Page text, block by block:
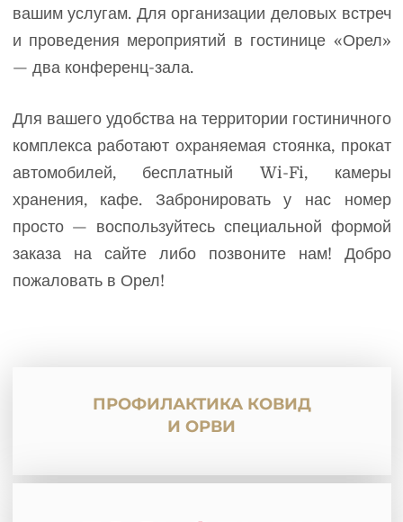
вашим услугам. Для организации деловых встреч
и проведения мероприятий в гостинице «Орел»
— два конференц-зала.
Для вашего удобства на территории гостиничного
комплекса работают охраняемая стоянка, прокат
автомобилей, бесплатный Wi-Fi, камеры
хранения, кафе. Забронировать у нас номер
просто — воспользуйтесь специальной формой
заказа на сайте либо позвоните нам! Добро
пожаловать в Орел!
ПРОФИЛАКТИКА КОВИД
И ОРВИ